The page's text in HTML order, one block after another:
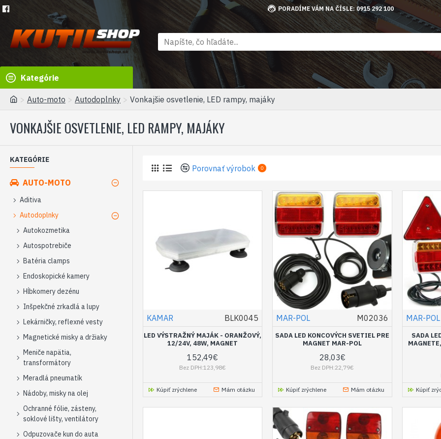
PORADÍME VÁM NA ČÍSLE: 0915 292 100
Kategórie
Auto-moto Autodoplnky Vonkajšie osvetlenie, LED rampy, majáky
VONKAJŠIE OSVETLENIE, LED RAMPY, MAJÁKY
KATEGÓRIE
AUTO-MOTO
Aditiva
Autodoplnky
Autokozmetika
Autospotrebiče
Batéria clamps
Endoskopické kamery
Hĺbkomery dezénu
Inšpekčné zrkadlá a lupy
Lekárničky, reflexné vesty
Magnetické misky a držiaky
Meniče napätia,
transformátory
Meradlá pneumatík
Nádoby, misky na olej
Ochranné fólie, zásteny,
soklové lišty, ventilátory
Odpuzovače kun do auta
Porovnať výrobok 0
KAMAR BLK0045
LED VÝSTRAŽNÝ MAJÁK - ORANŽOVÝ,
12/24V, 48W, MAGNET
152,49€
Bez DPH:123,98€
Kúpiť zrýchlene Mám otázku
MAR-POL M02036
SADA LED KONCOVÝCH SVETIEL PRE
MAGNET MAR-POL
28,03€
Bez DPH:22,79€
Kúpiť zrýchlene Mám otázku
MAR-POL
SADA
Kúpiť